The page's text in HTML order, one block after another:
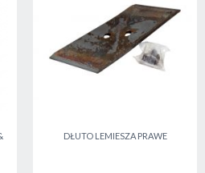
DŁUTO LEMIESZA PRAWE